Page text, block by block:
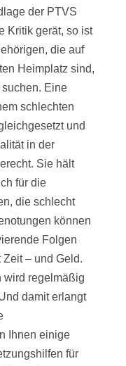
der PTVS
Kritik gerät, so ist
die auf
Heimplatz sind,
suchen. Eine
schlechten
und
in der
Sie hält
für die
die schlecht
können
Folgen
– und Geld.
wird regelmäßig
damit erlangt
Ihnen einige
für